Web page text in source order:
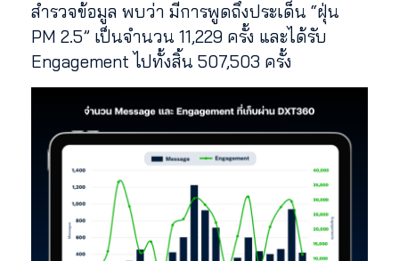
สำรวจข้อมูล พบว่า มีการพูดถึงประเด็น “ฝุ่น
PM 2.5” เป็นจำนวน 11,229 ครั้ง และได้รับ
Engagement ไปทั้งสิ้น 507,503 ครั้ง